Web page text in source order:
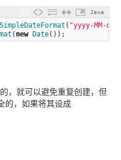
Java
SimpleDateFormat ( "yyyy-MM-dd
( new Date( ) ) ;
，就可以避免重复创建，但
的，如果将其设成